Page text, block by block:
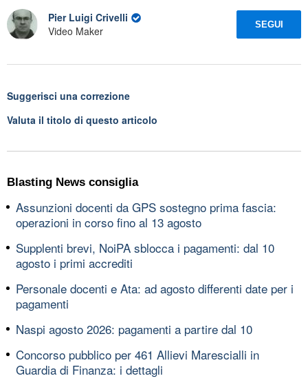
Pier Luigi Crivelli
Video Maker
SEGUI
Suggerisci una correzione
Valuta il titolo di questo articolo
Blasting News consiglia
Assunzioni docenti da GPS sostegno prima fascia:
operazioni in corso fino al 13 agosto
Supplenti brevi, NoiPA sblocca i pagamenti: dal 10
agosto i primi accrediti
Personale docenti e Ata: ad agosto differenti date per i
pagamenti
Naspi agosto 2026: pagamenti a partire dal 10
Concorso pubblico per 461 Allievi Marescialli in
Guardia di Finanza: i dettagli